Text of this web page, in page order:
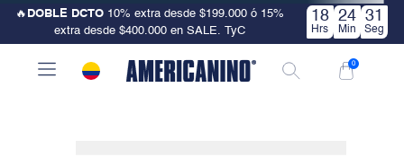
🔥 DOBLE DCTO 10% extra desde $199.000 ó 15%
extra desde $400.000 en SALE. TyC
18
Hrs
24
Min
30
Seg
0